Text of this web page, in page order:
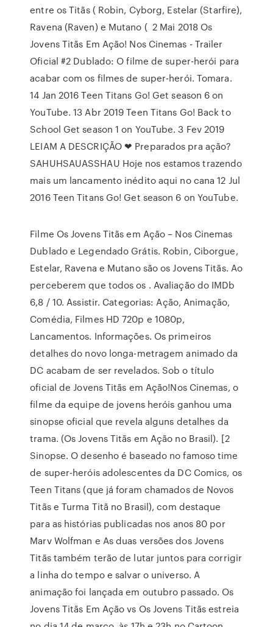
entre os Titãs ( Robin, Cyborg, Estelar (Starfire),
Ravena (Raven) e Mutano ( 2 Mai 2018 Os
Jovens Titãs Em Ação! Nos Cinemas - Trailer
Oficial #2 Dublado: O filme de super-herói para
acabar com os filmes de super-herói. Tomara.
14 Jan 2016 Teen Titans Go! Get season 6 on
YouTube. 13 Abr 2019 Teen Titans Go! Back to
School Get season 1 on YouTube. 3 Fev 2019
LEIAM A DESCRIÇÃO ❤ Preparados pra ação?
SAHUHSAUASSHAU Hoje nos estamos trazendo
mais um lancamento inédito aqui no cana 12 Jul
2016 Teen Titans Go! Get season 6 on YouTube.
Filme Os Jovens Titãs em Ação – Nos Cinemas
Dublado e Legendado Grátis. Robin, Ciborgue,
Estelar, Ravena e Mutano são os Jovens Titãs. Ao
perceberem que todos os . Avaliação do IMDb
6,8 / 10. Assistir. Categorias: Ação, Animação,
Comédia, Filmes HD 720p e 1080p,
Lancamentos. Informações. Os primeiros
detalhes do novo longa-metragem animado da
DC acabam de ser revelados. Sob o título
oficial de Jovens Titãs em Ação!Nos Cinemas, o
filme da equipe de jovens heróis ganhou uma
sinopse oficial que revela alguns detalhes da
trama. (Os Jovens Titãs em Ação no Brasil). [2
Sinopse. O desenho é baseado no famoso time
de super-heróis adolescentes da DC Comics, os
Teen Titans (que já foram chamados de Novos
Titãs e Turma Titã no Brasil), com destaque
para as histórias publicadas nos anos 80 por
Marv Wolfman e As duas versões dos Jovens
Titãs também terão de lutar juntos para corrigir
a linha do tempo e salvar o universo. A
animação foi lançada em outubro passado. Os
Jovens Titãs Em Ação vs Os Jovens Titãs estreia